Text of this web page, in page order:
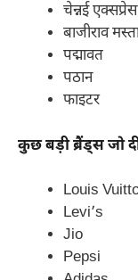
चेन्नई एक्सप्रेस
बाजीराव
पद्मावत
पठान
फाइटर
कुछ बड़ी ब्रैंड्स जो
Louis
Levi’s
Jio
Pepsi